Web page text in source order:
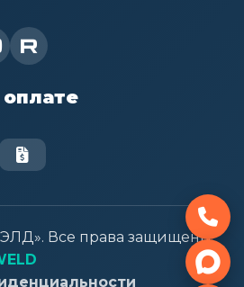

Все права защищены.
